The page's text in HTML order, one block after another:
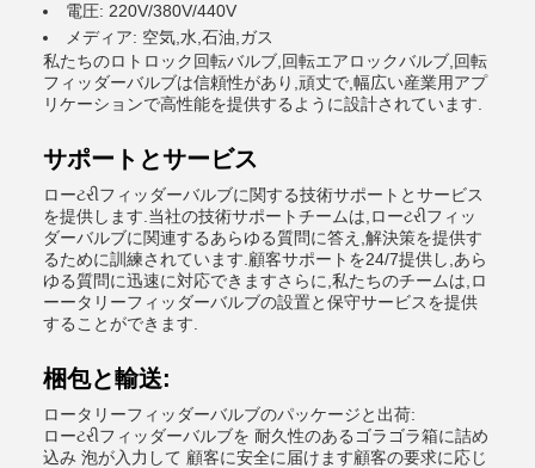
電圧: 220V/380V/440V
メディア: 空気,水,石油,ガス
私たちのロトロック回転バルブ,回転エアロックバルブ,回転
フィッダーバルブは信頼性があり,頑丈で,幅広い産業用アプ
リケーションで高性能を提供するように設計されています.
サポートとサービス
ローટરીフィッダーバルブに関する技術サポートとサービス
を提供します.当社の技術サポートチームは,ローટરીフィッ
ダーバルブに関連するあらゆる質問に答え,解決策を提供す
るために訓練されています.顧客サポートを24/7提供し,あら
ゆる質問に迅速に対応できますさらに,私たちのチームは,ロ
ーータリーフィッダーバルブの設置と保守サービスを提供
することができます.
梱包と輸送:
ロータリーフィッダーバルブのパッケージと出荷:
ローટરીフィッダーバルブを 耐久性のあるゴラゴラ箱に詰め
込み 泡が入力して 顧客に安全に届けます顧客の要求に応じ